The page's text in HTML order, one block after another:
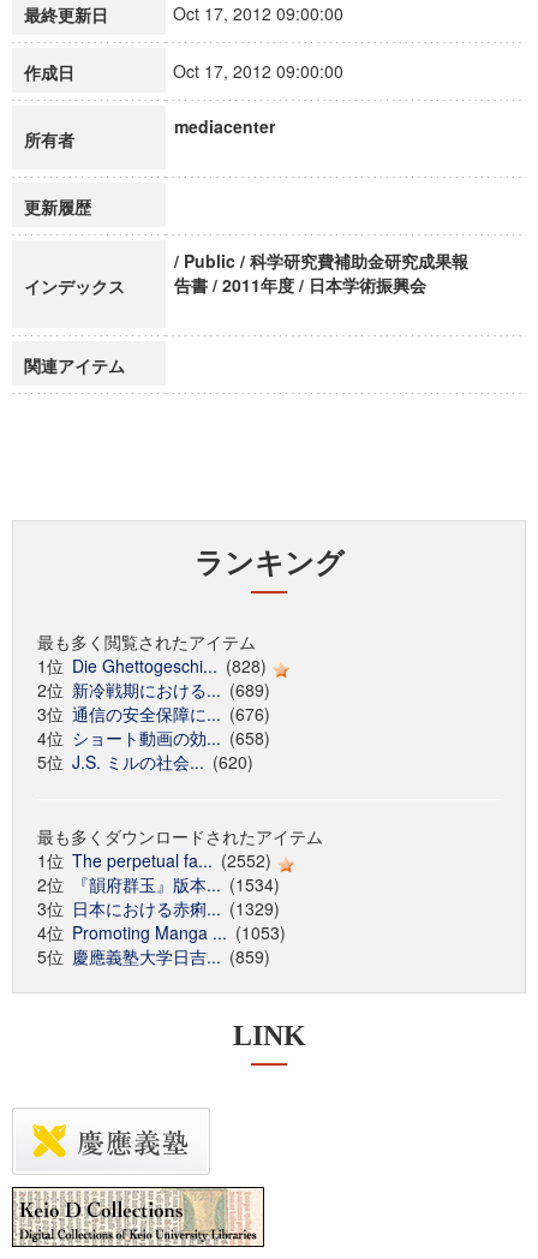
最終更新日 Oct 17, 2012 09:00:00
作成日 Oct 17, 2012 09:00:00
所有者
mediacenter
更新履歴
インデックス
/ Public / 科学研究費補助金研究成果報
告書 / 2011年度 / 日本学術振興会
関連アイテム
ランキング
最も多く閲覧されたアイテム
1位 Die Ghettogeschi... (828)
2位 新冷戦期における... (689)
3位 通信の安全保障に... (676)
4位 ショート動画の効... (658)
5位 J.S. ミルの社会... (620)
最も多くダウンロードされたアイテム
1位 The perpetual fa... (2552)
2位
『韻府群玉』版本... (1534)
3位 日本における赤痢... (1329)
4位 Promoting Manga ... (1053)
5位 慶應義塾大学日吉... (859)
LINK